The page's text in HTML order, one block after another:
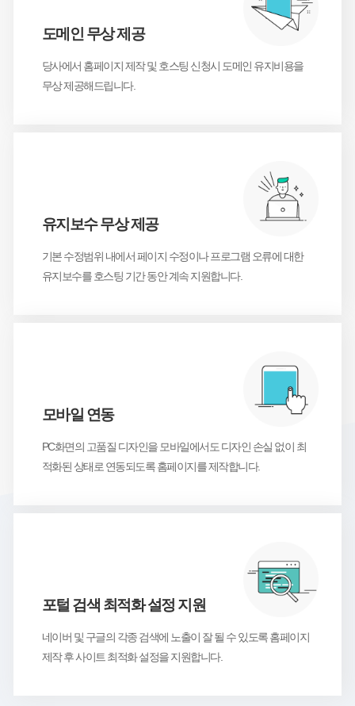
도메인 무상 제공
당사에서 홈페이지 제작 및 호스팅 신청시 도메인 유지비용을
무상 제공해드립니다.
유지보수 무상 제공
기본 수정범위 내에서 페이지 수정이나프로그램 오류에 대한
유지보수를호스팅 기간 동안 계속 지원합니다.
모바일 연동
PC화면의 고품질 디자인을 모바일에서도 디자인 손실 없이 최
적화된 상태로 연동되도록 홈페이지를 제작합니다.
포털 검색 최적화 설정 지원
네이버 및 구글의 각종 검색에 노출이 잘 될 수 있도록 홈페이지
제작 후 사이트 최적화 설정을 지원합니다.